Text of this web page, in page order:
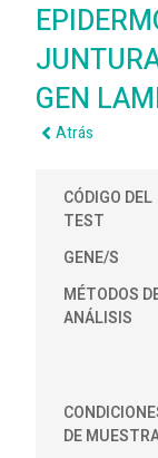
GEN
Atrás
CÓDIGO DEL
TEST
GENE/S
MÉTODOS
ANÁLISIS
DE